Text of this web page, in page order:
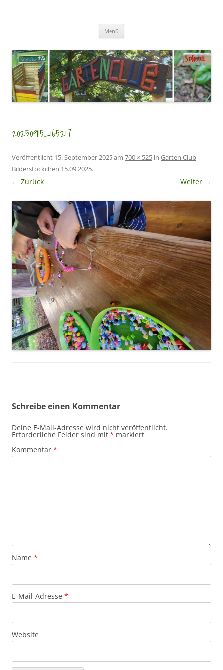
Menü
20250915_165217
Veröffentlicht 15. September 2025am 700 × 525 in Garten Club
Bilderstöckchen 15.09.2025.
← Zurück Weiter →
Schreibe einen Kommentar
Deine E-Mail-Adresse wird nicht veröffentlicht.
Erforderliche Felder sind mit * markiert
Kommentar *
Name *
E-Mail-Adresse *
Website